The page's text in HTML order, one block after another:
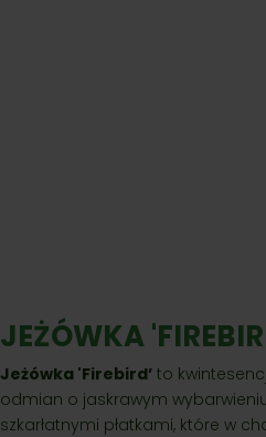
JEŻÓWKA
Jeżówka 'Firebird’ to
odmian o jaskrawym
szkarłatnymi płatkami, które w